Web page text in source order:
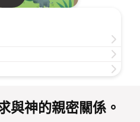
與神的親密關係。